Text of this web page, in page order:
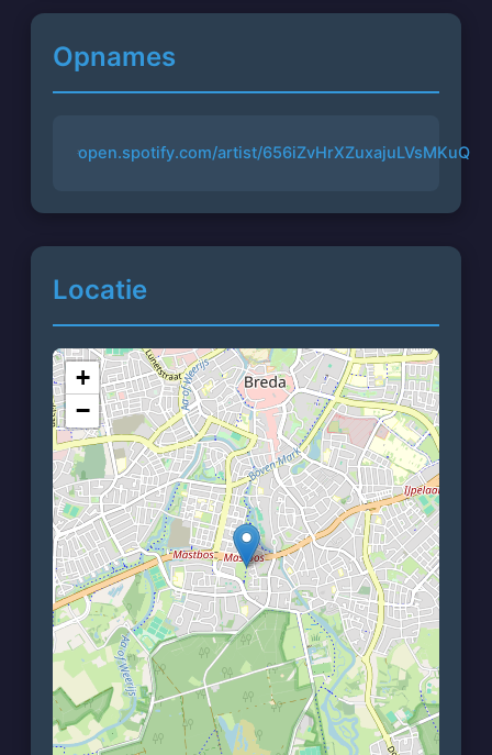
Opnames
open.spotify.com/artist/656iZvHrXZuxajuLVsMKuQ
Locatie
+
−